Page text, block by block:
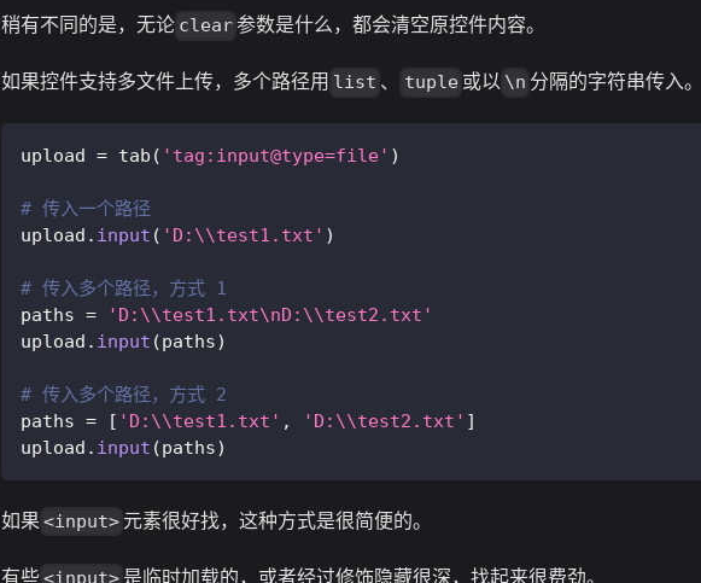
稍有不同的是，无论 clear参数是什么，都会清空原控件内容。
如果控件支持多文件上传，多个路径用 list 、 tuple 或以 \n 分隔的字符串传入
upload = tab ( 'tag:input@type=file' )
# 传入一个路径
upload . input ( 'D:\\test1.txt' )
# 传入多个路径，方式 1
paths =
'D:\\test1.txt\nD:\\test2.txt'
upload . input (paths)
# 传入多个路径，方式 2
paths = [ 'D:\\test1.txt' , 'D:\\test2.txt' ]
upload . input (paths)
如果 <input> 元素很好找，这种方式是很简便的。
有些<input> 是临时加载的，或者经过修饰隐藏很深，找起来很费劲。